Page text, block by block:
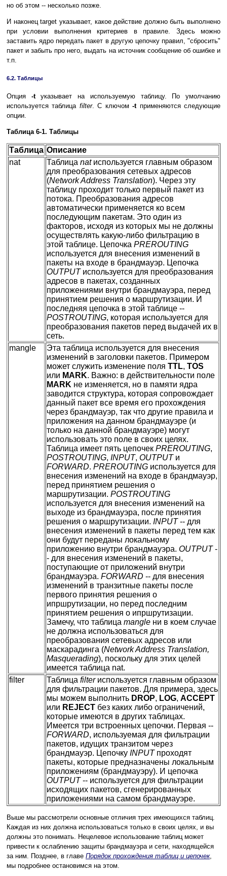
но об этом -- несколько позже.
И наконец target указывает, какое действие должно быть выполнено
при условии выполнения критериев в правиле. Здесь можно
заставить ядро передать пакет в другую цепочку правил, "сбросить"
пакет и забыть про него, выдать на источник сообщение об ошибке и
т.п.
6.2. Таблицы
Опция -tуказывает на используемую таблицу. По умолчанию
используется таблица filter. С ключом-tприменяются следующие
опции.
Таблица 6-1. Таблицы
Таблица Описание
nat
Таблица natиспользуется главным образом
для преобразования сетевых адресов
(Network Address Translation). Через эту
таблицу проходит только первый пакет из
потока. Преобразования адресов
автоматически применяется ко всем
последующим пакетам. Это один из
факторов, исходя из которых мы не должны
осуществлять какую-либо фильтрацию в
этой таблице. Цепочка PREROUTING
используется для внесения изменений в
пакеты на входе в брандмауэр. Цепочка
OUTPUTиспользуется для преобразования
адресов в пакетах, созданных
приложениями внутри брандмауэра, перед
принятием решения о маршрутизации. И
последняя цепочка в этой таблице --
POSTROUTING, которая используется для
преобразования пакетов перед выдачей их в
сеть.
mangle
Эта таблица используется для внесения
изменений в заголовки пакетов. Примером
может служить изменение поля TTL, TOS
или MARK. Важно: в действительности поле
MARK не изменяется, но в памяти ядра
заводится структура, которая сопровождает
данный пакет все время его прохождения
через брандмауэр, так что другие правила и
приложения на данном брандмауэре (и
только на данной брандмауэре) могут
использовать это поле в своих целях.
Таблица имеет пять цепочек PREROUTING,
POSTROUTING, INPUT, OUTPUTи
FORWARD. PREROUTING используется для
внесения изменений на входе в брандмауэр,
перед принятием решения о
маршрутизации. POSTROUTING
используется для внесения изменений на
выходе из брандмауэра, после принятия
решения о маршрутизации. INPUT-- для
внесения изменений в пакеты перед тем как
они будут переданы локальному
приложению внутри брандмауэра. OUTPUT-
- для внесения изменений в пакеты,
поступающие от приложений внутри
брандмауэра. FORWARD -- для внесения
изменений в транзитные пакеты после
первого принятия решения о
ипршрутизации, но перед последним
принятием решения о ипршрутизации.
Замечу, что таблица mangle ни в коем случае
не должна использоваться для
преобразования сетевых адресов или
маскарадинга (Network Address Translation,
Masquerading), поскольку для этих целей
имеется таблица nat.
filter
Таблица filterиспользуется главным образом
для фильтрации пакетов. Для примера, здесь
мы можем выполнить DROP, LOG, ACCEPT
или REJECT без каких либо ограничений,
которые имеются в других таблицах.
Имеется три встроенных цепочки. Первая --
FORWARD, используемая для фильтрации
пакетов, идущих транзитом через
брандмауэр. Цепочку INPUTпроходят
пакеты, которые предназначены локальным
приложениям (брандмауэру). И цепочка
OUTPUT-- используется для фильтрации
исходящих пакетов, сгенерированных
приложениями на самом брандмауэре.
Выше мы рассмотрели основные отличия трех имеющихся таблиц.
Каждая из них должна использоваться только в своих целях, и вы
должны это понимать. Нецелевое использование таблиц может
привести к ослаблению защиты брандмауэра и сети, находящейся
за ним. Позднее, в главе Порядок прохождения таблиц и цепочек,
мы подробнее остановимся на этом.